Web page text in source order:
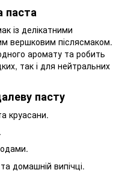
паста
із делікатними
вершковим післясмаком.
аромату та робить
так і для нейтральних
пасту
круасани.
домашній випічці.